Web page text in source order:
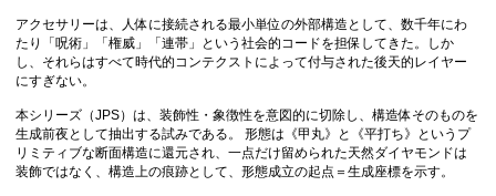
アクセサリーは、人体に接続される最小単位の外部構造として、数千年にわ
たり「呪術」「権威」「連帯」という社会的コードを担保してきた。しか
し、それらはすべて時代的コンテクストによって付与された後天的レイヤー
にすぎない。
本シリーズ（JPS）は、装飾性・象徴性を意図的に切除し、構造体そのものを
生成前夜として抽出する試みである。 形態は《甲丸》と《平打ち》というプ
リミティブな断面構造に還元され、一点だけ留められた天然ダイヤモンドは
装飾ではなく、構造上の痕跡として、形態成立の起点＝生成座標を示す。